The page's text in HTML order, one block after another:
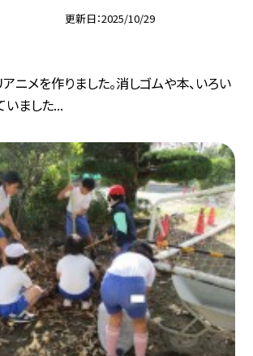
更新日 2025/10/29
ニメを作りました。消しゴムや本、いろい
ました...